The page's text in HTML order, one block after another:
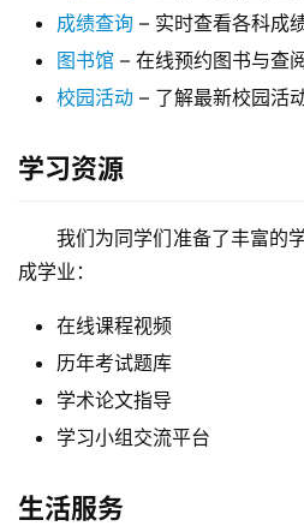
成绩查询 – 实时查看各科成
图书馆 – 在线预约图书与查
校园活动 – 了解最新校园活
学习资源
我们为同学们准备了丰富的
成学业：
在线课程视频
历年考试题库
学术论文指导
学习小组交流平台
生活服务